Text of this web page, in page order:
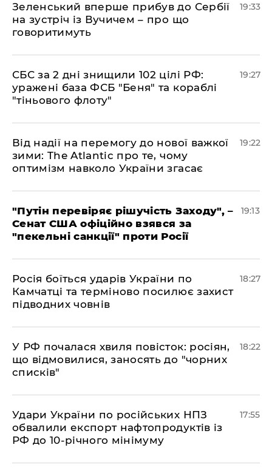
​Зеленський вперше прибув до Сербії
на зустріч із Вучичем – про що
говоритимуть
19:33
​СБС за 2 дні знищили 102 цілі РФ:
уражені база ФСБ "Беня" та кораблі
"тіньового флоту"
19:27
​Від надії на перемогу до нової важкої
зими: The Atlantic про те, чому
оптимізм навколо України згасає
19:22
​"Путін перевіряє рішучість Заходу", –
Сенат США офіційно взявся за
"пекельні санкції" проти Росії
19:13
​Росія боїться ударів України по
Камчатці та терміново посилює захист
підводних човнів
18:27
​У РФ почалася хвиля повісток: росіян,
що відмовилися, заносять до "чорних
списків"
18:22
​Удари України по російських НПЗ
обвалили експорт нафтопродуктів із
РФ до 10-річного мінімуму
17:55